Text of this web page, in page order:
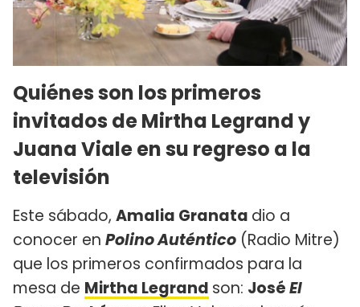
Quiénes son los primeros
invitados de Mirtha Legrand y
Juana Viale en su regreso a la
televisión
Este sábado, Amalia Granata dio a
conocer en Polino Auténtico (Radio Mitre)
que los primeros confirmados para la
mesa de Mirtha Legrand son: JoséEl